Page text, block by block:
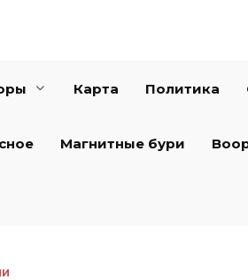
Карта Политика
Магнитные бури